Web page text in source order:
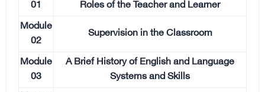
01
Roles of the Teacher and Learner
Module
02
Supervision in the Classroom
Module
03
A Brief History of English and Language
Systems and Skills